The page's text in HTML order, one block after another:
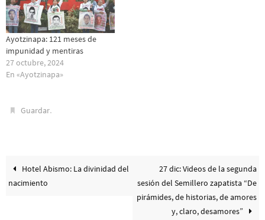
Ayotzinapa: 121 meses de
impunidad y mentiras
27 octubre, 2024
En «Ayotzinapa»
Guardar.
Hotel Abismo: La divinidad del
nacimiento
27 dic: Videos de la segunda
sesión del Semillero zapatista “De
pirámides, de historias, de amores
y, claro, desamores”